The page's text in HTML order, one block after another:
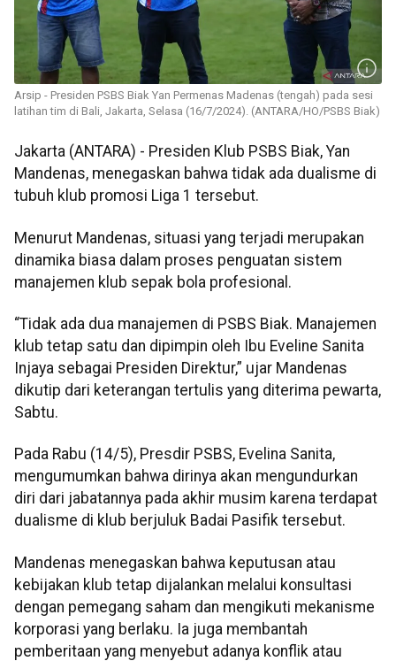
Arsip - Presiden PSBS Biak Yan Permenas Madenas (tengah) pada sesi
latihan tim di Bali, Jakarta, Selasa (16/7/2024). (ANTARA/HO/PSBS Biak)
Jakarta (ANTARA) - Presiden Klub PSBS Biak, Yan
Mandenas, menegaskan bahwa tidak ada dualisme di
tubuh klub promosi Liga 1 tersebut.
Menurut Mandenas, situasi yang terjadi merupakan
dinamika biasa dalam proses penguatan sistem
manajemen klub sepak bola profesional.
“Tidak ada dua manajemen di PSBS Biak. Manajemen
klub tetap satu dan dipimpin oleh Ibu Eveline Sanita
Injaya sebagai Presiden Direktur,” ujar Mandenas
dikutip dari keterangan tertulis yang diterima pewarta,
Sabtu.
Pada Rabu (14/5), Presdir PSBS, Evelina Sanita,
mengumumkan bahwa dirinya akan mengundurkan
diri dari jabatannya pada akhir musim karena terdapat
dualisme di klub berjuluk Badai Pasifik tersebut.
Mandenas menegaskan bahwa keputusan atau
kebijakan klub tetap dijalankan melalui konsultasi
dengan pemegang saham dan mengikuti mekanisme
korporasi yang berlaku. Ia juga membantah
pemberitaan yang menyebut adanya konflik atau